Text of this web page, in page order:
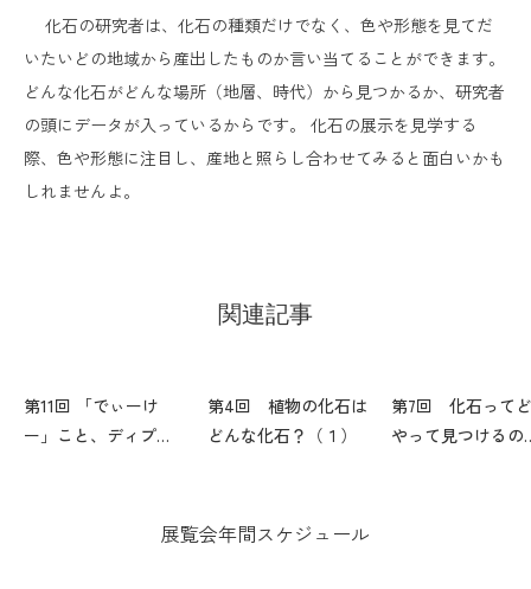
化石の研究者は、化石の種類だけでなく、色や形態を見てだ
いたいどの地域から産出したものか言い当てることができます。
どんな化石がどんな場所（地層、時代）から見つかるか、研究者
の頭にデータが入っているからです。 化石の展示を見学する
際、色や形態に注目し、産地と照らし合わせてみると面白いかも
しれませんよ。
関連記事
第11回 「でぃーけ
ー」こと、ディプロ
第4回 植物の化石は
どんな化石？（１）
第7回 化石って
やって見つけるの
展覧会年間スケジュール